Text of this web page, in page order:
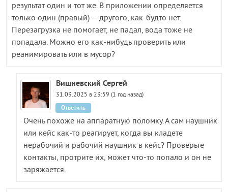
результат один и тот же. В приложении определяется
только один (правый) — другого, как-будто нет.
Перезагрузка не помогает, не падал, вода тоже не
попадала. Можно его как-нибудь проверить или
реанимировать или в мусор?
Вишневский Сергей
31.03.2025 в 23:59 (1 год назад)
Очень похоже на аппаратную поломку. А сам наушник
или кейс как-то реагирует, когда вы кладете
нерабочий и рабочий наушник в кейс? Проверьте
контакты, протрите их, может что-то попало и он не
заряжается.
Ответить